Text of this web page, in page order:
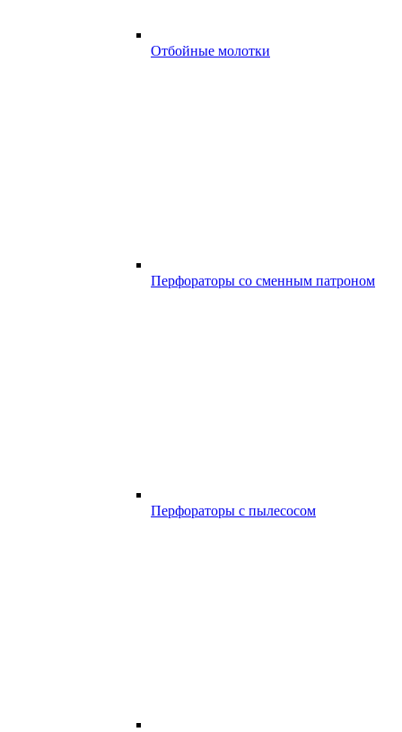
Отбойные молотки
Перфораторы со сменным патроном
Перфораторы с пылесосом